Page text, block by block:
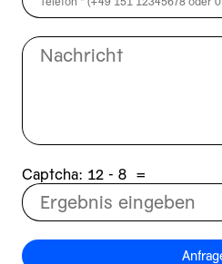
Captcha: 8 - 21 =